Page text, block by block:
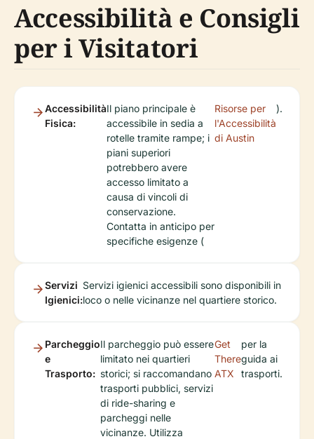
Accessibilità e Consigli
per i Visitatori
Accessibilità
Fisica:
Il piano principale è
accessibile in sedia a
rotelle tramite rampe; i
piani superiori
potrebbero avere
accesso limitato a
causa di vincoli di
conservazione.
Contatta in anticipo per
specifiche esigenze (
Risorse per
l'Accessibilità
di Austin
).
Servizi
Igienici:
Servizi igienici accessibili sono disponibili in
loco o nelle vicinanze nel quartiere storico.
Parcheggio
e
Trasporto:
Il parcheggio può essere
limitato nei quartieri
storici; si raccomandano
trasporti pubblici, servizi
di ride-sharing e
parcheggi nelle
vicinanze. Utilizza
Get
There
ATX
per la
guida ai
trasporti.